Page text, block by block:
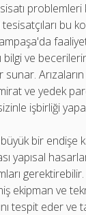
problemleri
bu
bilgi ve
sunar.
ve yedek
işbirliği
büyük bir endişe
yapısal
ekipman ve
tespit eder ve